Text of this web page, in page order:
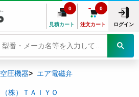
見積カート
0
注文カート
0
ログイン
空圧機器 エア電磁弁
（株）ＴＡＩＹＯ